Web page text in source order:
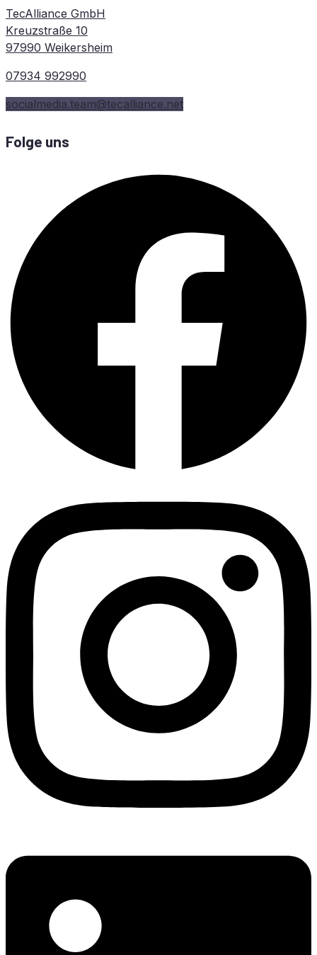
TecAlliance GmbH
Kreuzstraße 10
97990 Weikersheim
07934 992990
socialmedia.team@tecalliance.net
Folge uns